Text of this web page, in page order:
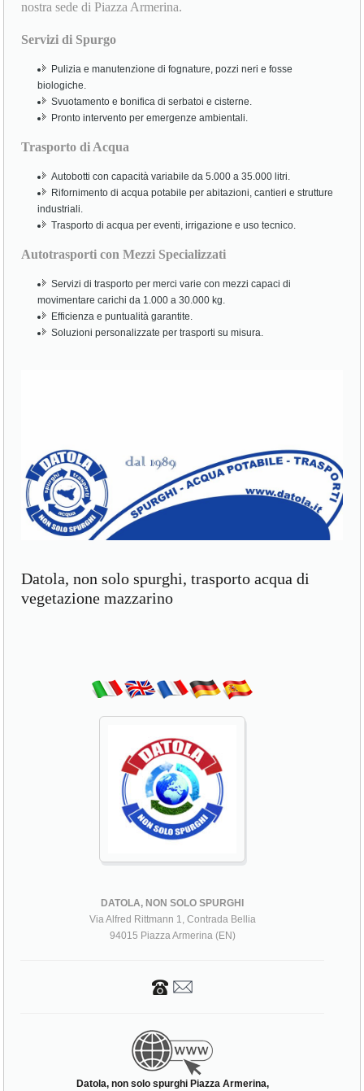
nostra sede di Piazza Armerina.
Servizi di Spurgo
Pulizia e manutenzione di fognature, pozzi neri e fosse
biologiche.
Svuotamento e bonifica di serbatoi e cisterne.
Pronto intervento per emergenze ambientali.
Trasporto di Acqua
Autobotti con capacità variabile da 5.000 a 35.000 litri.
Rifornimento di acqua potabile per abitazioni, cantieri e strutture
industriali.
Trasporto di acqua per eventi, irrigazione e uso tecnico.
Autotrasporti con Mezzi Specializzati
Servizi di trasporto per merci varie con mezzi capaci di
movimentare carichi da 1.000 a 30.000 kg.
Efficienza e puntualità garantite.
Soluzioni personalizzate per trasporti su misura.
Datola, non solo spurghi, trasporto acqua di
vegetazione mazzarino
DATOLA, NON SOLO SPURGHI
Via Alfred Rittmann 1, Contrada Bellia
94015 Piazza Armerina (EN)
Datola, non solo spurghi Piazza Armerina,